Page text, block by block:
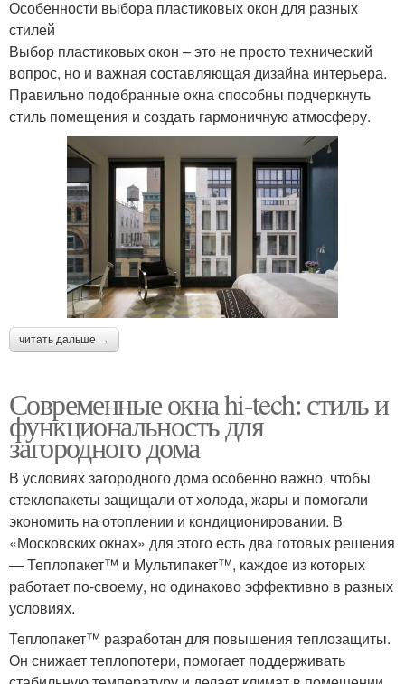
Особенности выбора пластиковых окон для разных
стилей
Выбор пластиковых окон – это не просто технический
вопрос, но и важная составляющая дизайна интерьера.
Правильно подобранные окна способны подчеркнуть
стиль помещения и создать гармоничную атмосферу.
читать дальше →
Современные окна hi-tech: стиль и
функциональность для
загородного дома
В условиях загородного дома особенно важно, чтобы
стеклопакеты защищали от холода, жары и помогали
экономить на отоплении и кондиционировании. В
«Московских окнах» для этого есть два готовых решения
— Теплопакет™ и Мультипакет™, каждое из которых
работает по-своему, но одинаково эффективно в разных
условиях.
Теплопакет™ разработан для повышения теплозащиты.
Он снижает теплопотери, помогает поддерживать